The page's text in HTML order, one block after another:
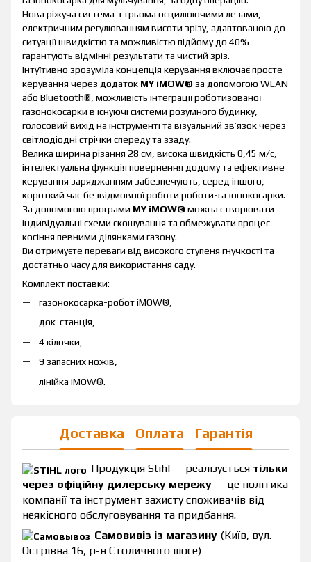
Нова ріжуча система з трьома осцилюючими лезами,
електричним регулюванням висоти зрізу, адаптованою до
ситуації швидкістю та можливістю підйому до 40%
гарантують відмінні результати та чистий зріз.
Інтуїтивно зрозуміла концепція керування включає просте
керування через додаток MY iMOW® за допомогою WLAN
або Bluetooth®, можливість інтеграції роботизованої
газонокосарки в існуючі системи розумного будинку,
голосовий вихід на інструменті та візуальний зв’язок через
світлодіодні стрічки спереду та ззаду.
Велика ширина різання 28 см, висока швидкість 0,45 м/с,
інтелектуальна функція повернення додому та ефективне
керування заряджанням забезпечують, серед іншого,
короткий час безвідмовної роботи роботи-газонокосарки.
За допомогою програми MY iMOW® можна створювати
індивідуальні схеми скошування та обмежувати процес
косіння певними ділянками газону.
Ви отримуєте переваги від високого ступеня гнучкості та
достатньо часу для використання саду.
Комплект поставки:
газонокосарка-робот iMOW®,
док-станція,
4 кілочки,
9 запасних ножів,
лінійка iMOW®.
Доставка Оплата Гарантія
Продукція Stihl — реалізується тільки
через офіційну дилерську мережу — це політика
компанії та інструмент захисту споживачів від
неякісного обслуговування та придбання.
Самовивіз із магазину (Київ, вул.
Острівна 16, р-н Столичного шосе)